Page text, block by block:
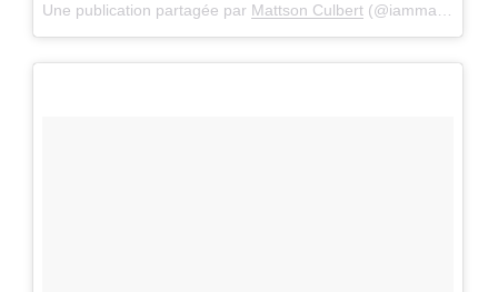
Une publication partagée par Mattson Culbert (@iammattson) le